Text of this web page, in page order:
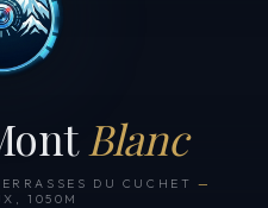
Blanc
DU CUCHET —
1050M